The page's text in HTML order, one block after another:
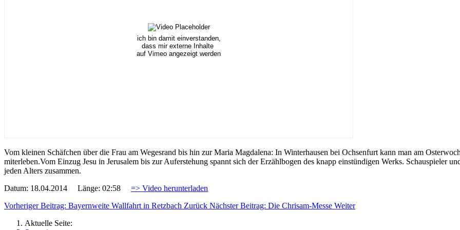
ich bin damit einverstanden,
dass mir externe Inhalte
auf Vimeo angezeigt werden
Vom kleinen Schäfchen über die Frau am Wegesrand bis hin zur Maria Magdalena: In Winterhausen bei Ochsenfurt kann man am
miterleben.Vom Einzug Jesu in Jerusalem bis zur Auferstehung spannt sich der Erzählbogen des knapp einstündigen Werks. Schauspieler
jeden Alters zusammen.
Datum: 18.04.2014 Länge: 02:58 => Video herunterladen
Vorheriger Beitrag: Bayernweite Wallfahrt in Retzbach Zurück Nächster Beitrag: Die Chrisam-Messe Weiter
Aktuelle Seite: